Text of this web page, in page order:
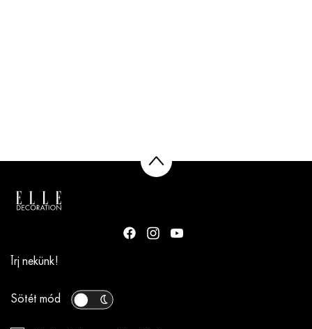
Írj nekünk!
Sötét mód